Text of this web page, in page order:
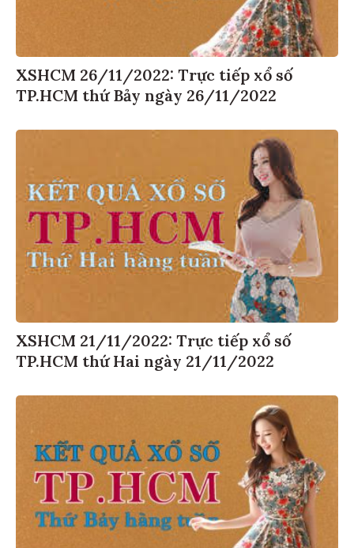
XSHCM 26/11/2022: Trực tiếp xổ số
TP.HCM thứ Bảy ngày 26/11/2022
XSHCM 21/11/2022: Trực tiếp xổ số
TP.HCM thứ Hai ngày 21/11/2022